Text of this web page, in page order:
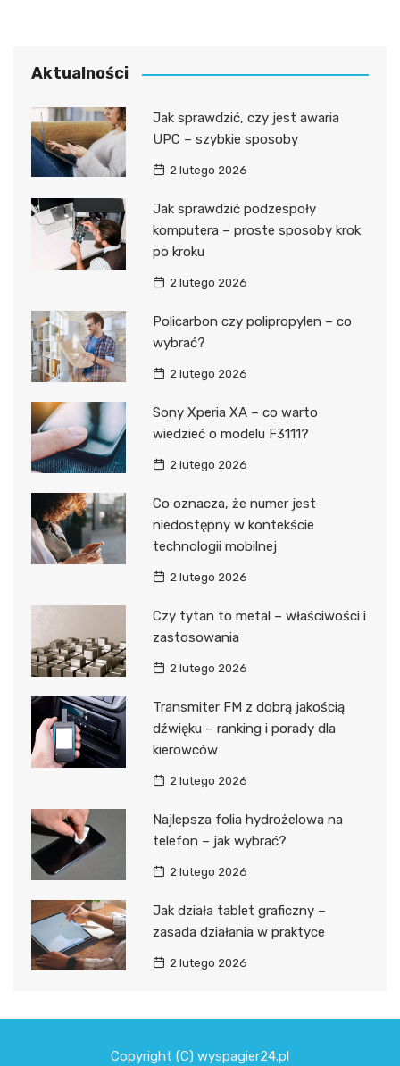
Aktualności
Jak sprawdzić, czy jest awaria
UPC – szybkie sposoby
2 lutego 2026
Jak sprawdzić podzespoły
komputera – proste sposoby krok
po kroku
2 lutego 2026
Policarbon czy polipropylen – co
wybrać?
2 lutego 2026
Sony Xperia XA – co warto
wiedzieć o modelu F3111?
2 lutego 2026
Co oznacza, że numer jest
niedostępny w kontekście
technologii mobilnej
2 lutego 2026
Czy tytan to metal – właściwości i
zastosowania
2 lutego 2026
Transmiter FM z dobrą jakością
dźwięku – ranking i porady dla
kierowców
2 lutego 2026
Najlepsza folia hydrożelowa na
telefon – jak wybrać?
2 lutego 2026
Jak działa tablet graficzny –
zasada działania w praktyce
2 lutego 2026
Copyright (C) wyspagier24.pl